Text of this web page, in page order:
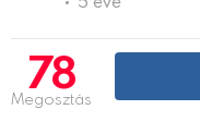
78
Megosztás